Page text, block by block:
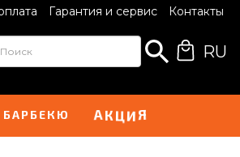
Гарантия и сервис Контакты
RU
БАРБЕКЮ АКЦИЯ